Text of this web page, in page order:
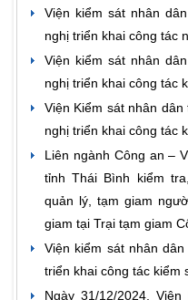
Viện kiểm sát nhân
nghị triển khai công tác
Viện kiểm sát nhân
nghị triển khai công tác
Viện Kiểm sát nhân
nghị triển khai công tác
Liên ngành Công an –
tỉnh Thái Bình kiểm
quản lý, tạm giam
giam tại Trại tạm giam
Viện kiểm sát nhân
triển khai công tác kiểm
Ngày 31/12/2024,